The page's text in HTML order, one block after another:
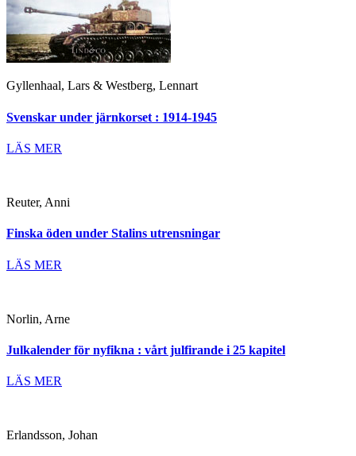
Gyllenhaal, Lars & Westberg, Lennart
Svenskar under järnkorset : 1914-1945
LÄS MER
Reuter, Anni
Finska öden under Stalins utrensningar
LÄS MER
Norlin, Arne
Julkalender för nyfikna : vårt julfirande i 25 kapitel
LÄS MER
Erlandsson, Johan